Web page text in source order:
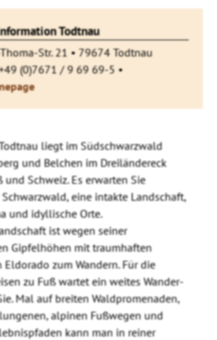
Todtnau
Str. 21 • 79674 Todtnau
(0)7671 / 9 69 69-5 •
liegt im Südschwarzwald
und Belchen im Dreiländereck
und Schweiz. Es erwarten Sie
eine intakte Landschaft,
und idyllische Orte.
ist wegen seiner
Gipfelhöhen mit traumhaften
Eldorado zum Wandern. Für die
zu Fuß wartet ein weites Wander-
Mal auf breiten Waldpromenaden,
alpinen Fußwegen und
kann man in reiner